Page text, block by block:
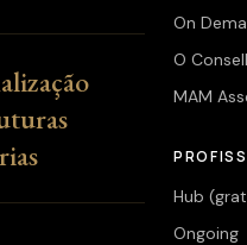
On
O
MAM
Hub
Ongoing